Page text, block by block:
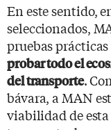
En este sentido,
seleccionados,
pruebas
probar todo el
del transporte.
bávara, a MAN
viabilidad de esta